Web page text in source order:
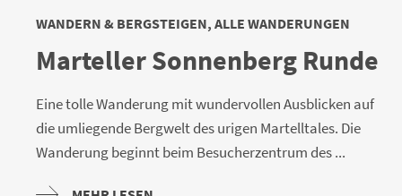
WANDERN & BERGSTEIGEN, ALLE WANDERUNGEN
Marteller Sonnenberg Runde
Eine tolle Wanderung mit wundervollen Ausblicken auf
die umliegende Bergwelt des urigen Martelltales. Die
Wanderung beginnt beim Besucherzentrum des ...